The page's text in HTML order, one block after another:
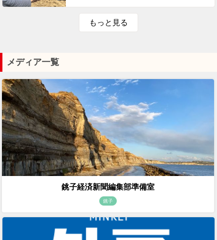
もっと見る
メディア一覧
銚子経済新聞編集部準備室
銚子